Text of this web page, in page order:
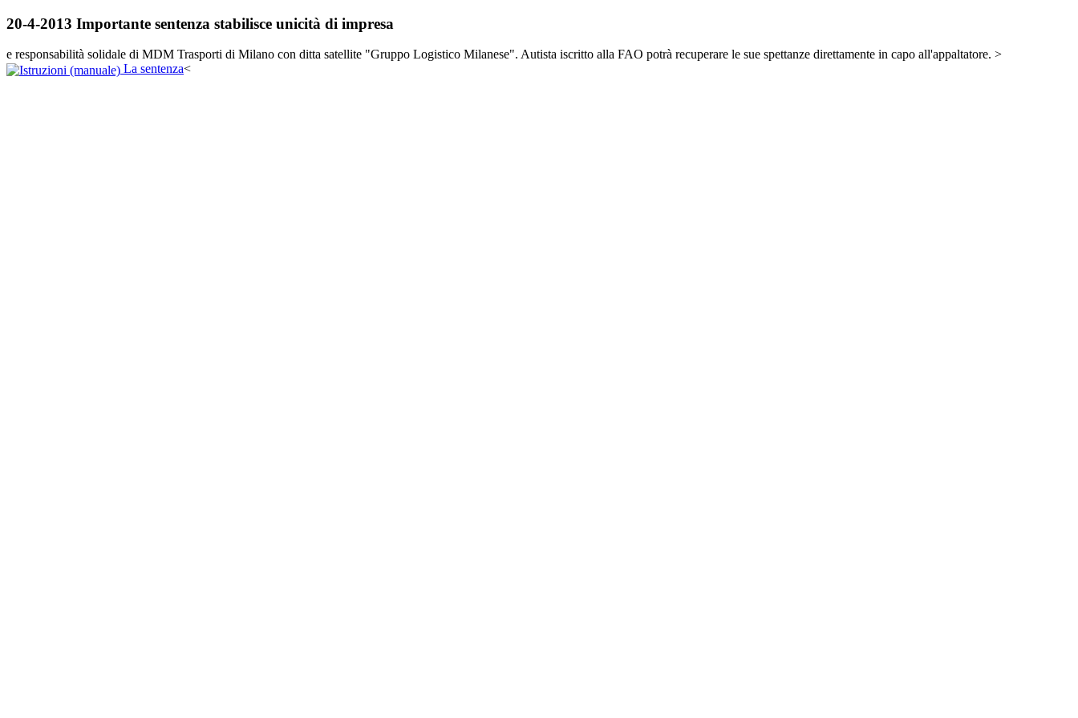
20-4-2013 Importante sentenza stabilisce unicità di impresa
e responsabilità solidale di MDM Trasporti di Milano con ditta satellite "Gruppo Logistico Milanese". Autista iscritto alla FAO potrà recuperare le sue spettanze direttamente in capo all'appaltatore. >
La sentenza<